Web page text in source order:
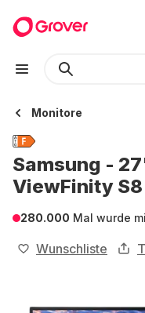
Monitore
Samsung -
ViewFinity S8
280.000 Mal wurde
Wunschliste